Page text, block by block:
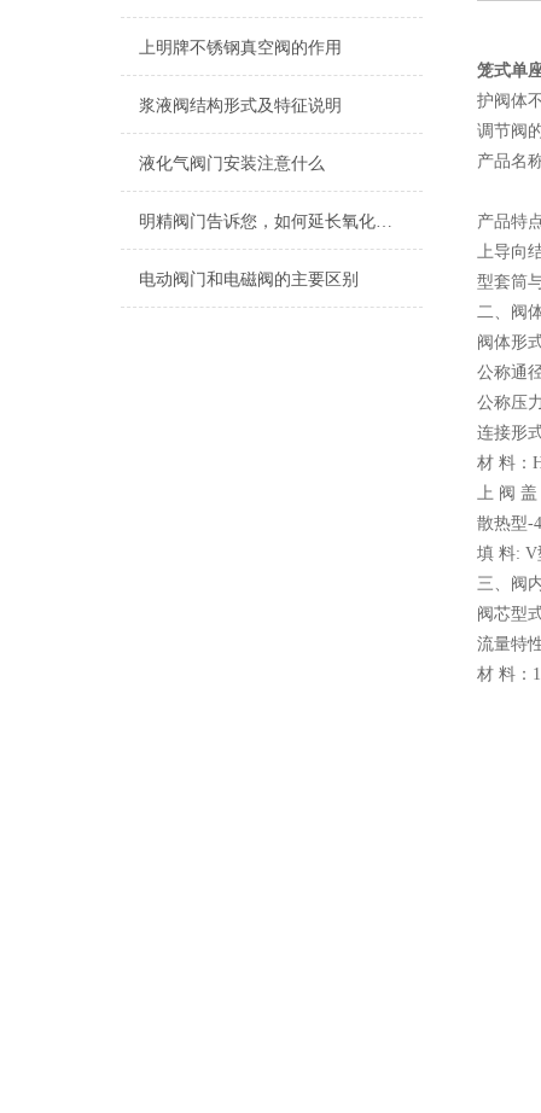
上明牌不锈钢真空阀的作用
浆液阀结构形式及特征说明
液化气阀门安装注意什么
明精阀门告诉您，如何延长氧化锆陶瓷阀门的使用寿命！
电动阀门和电磁阀的主要区别
笼式单
护阀体
调节阀
产品名
产品特
上导向
型套筒
二、阀
阀体形
公称通
公称压
连接形
材 料：
上 阀
散热型-
填 料: V
三、阀
阀芯型
流量特
材 料：